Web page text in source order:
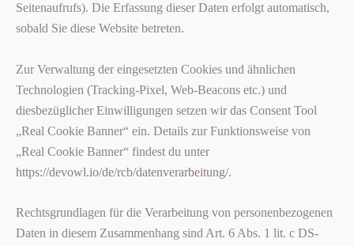
Seitenaufrufs). Die Erfassung dieser Daten erfolgt automatisch,
sobald Sie diese Website betreten.
Zur Verwaltung der eingesetzten Cookies und ähnlichen
Technologien (Tracking-Pixel, Web-Beacons etc.) und
diesbezüglicher Einwilligungen setzen wir das Consent Tool
„Real Cookie Banner“ ein. Details zur Funktionsweise von
„Real Cookie Banner“ findest du unter
https://devowl.io/de/rcb/datenverarbeitung/.
Rechtsgrundlagen für die Verarbeitung von personenbezogenen
Daten in diesem Zusammenhang sind Art. 6 Abs. 1 lit. c DS-